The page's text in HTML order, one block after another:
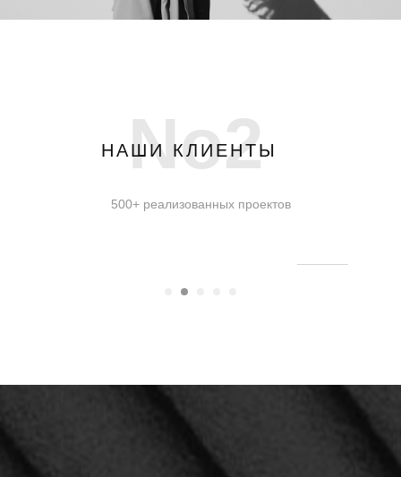
No2
НАШИ КЛИЕНТЫ
500+ реализованных проектов